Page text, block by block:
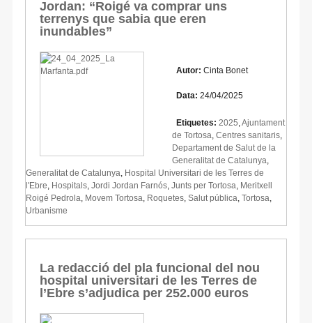
Jordan: “Roigé va comprar uns
terrenys que sabia que eren
inundables”
Autor: Cinta Bonet
Data: 24/04/2025
Etiquetes: 2025 Ajuntament
de Tortosa Centres sanitaris
Departament de Salut de la
Generalitat de Catalunya
Generalitat de Catalunya Hospital Universitari de les Terres de
l'Ebre Hospitals Jordi Jordan Farnós Junts per Tortosa Meritxell
Roigé Pedrola Movem Tortosa Roquetes Salut pública Tortosa
Urbanisme
La redacció del pla funcional del nou
hospital universitari de les Terres de
l’Ebre s’adjudica per 252.000 euros